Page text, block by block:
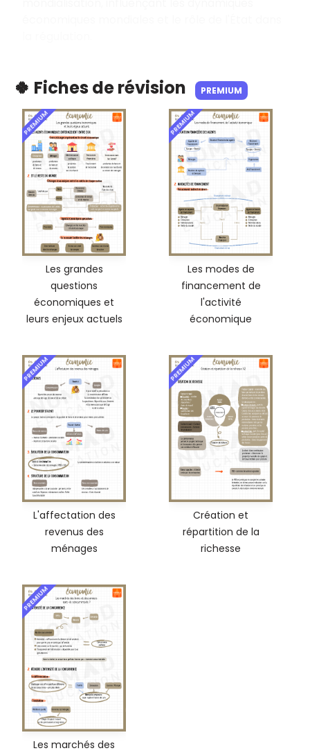
🍀 Fiches de révision PREMIUM
PREMIUM
Les grandes
questions
économiques et
leurs enjeux actuels
PREMIUM
Les modes de
financement de
l'activité
économique
PREMIUM
L'affectation des
revenus des
ménages
PREMIUM
Création et
répartition de la
richesse
PREMIUM
Les marchés des